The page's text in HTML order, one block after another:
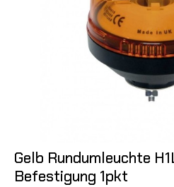
Gelb Rundumleuchte
Befestigung 1pkt